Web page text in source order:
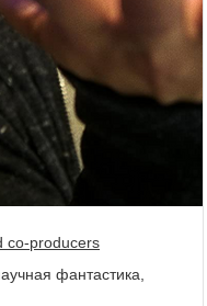
co-producers
фантастика,